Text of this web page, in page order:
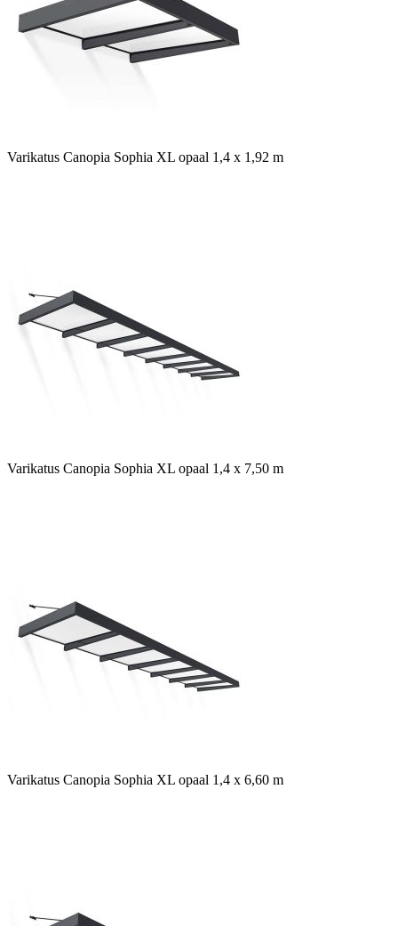
Varikatus Canopia Sophia XL opaal 1,4 x 1,92 m
Varikatus Canopia Sophia XL opaal 1,4 x 7,50 m
Varikatus Canopia Sophia XL opaal 1,4 x 6,60 m